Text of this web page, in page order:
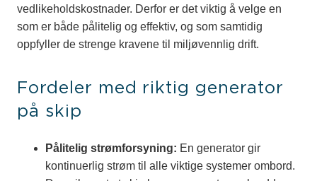
vedlikeholdskostnader. Derfor er det viktig å velge en
som er både pålitelig og effektiv, og som samtidig
oppfyller de strenge kravene til miljøvennlig drift.
Fordeler med riktig generator
på skip
Pålitelig strømforsyning: En generator gir
kontinuerlig strøm til alle viktige systemer ombord.